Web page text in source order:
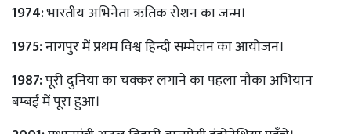
1974:भारतीय अभिनेता ऋतिक रोशन का जन्म।
1975:नागपुर में प्रथम विश्व हिन्दी सम्मेलन का आयोजन।
1987:पूरी दुनिया का चक्कर लगाने का पहला नौका अभियान
बम्बई में पूरा हुआ।